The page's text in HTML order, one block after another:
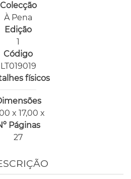
Colecção
À Pena
Edição
1
Código
LT019019
físicos
x 17,00 x
Páginas
27